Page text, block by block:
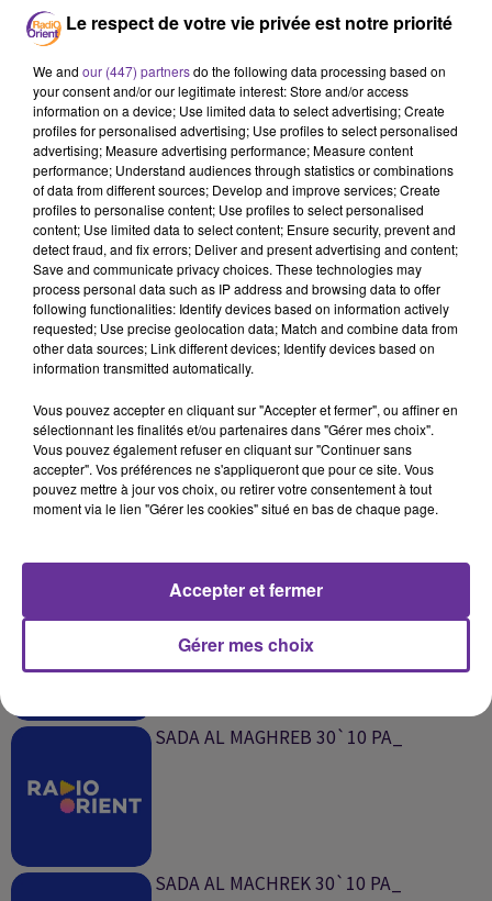
LIKAA ADABI OLFA 17-10 PA_
LIKAA ADABI OLFA 17-10 PA_
0:00
SUR LE MÊME SUJET
SADA AL MAGHREB 31`10 PA_
SADA AL MACHREK 31`10 PA_
SADA AL MAGHREB 30`10 PA_
SADA AL MACHREK 30`10 PA_
Le respect de votre vie privée est notre priorité
We and our (447) partnersdo the following data processing based on
your consent and/or our legitimate interest: Store and/or access
information on a device; Use limited data to select advertising; Create
profiles for personalised advertising; Use profiles to select personalised
advertising; Measure advertising performance; Measure content
performance; Understand audiences through statistics or combinations
of data from different sources; Develop and improve services; Create
profiles to personalise content; Use profiles to select personalised
content; Use limited data to select content; Ensure security, prevent and
detect fraud, and fix errors; Deliver and present advertising and content;
Save and communicate privacy choices. These technologies may
process personal data such as IP address and browsing data to offer
following functionalities: Identify devices based on information actively
requested; Use precise geolocation data; Match and combine data from
other data sources; Link different devices; Identify devices based on
information transmitted automatically.
Vous pouvez accepter en cliquant sur "Accepter et fermer", ou affiner en
sélectionnant les finalités et/ou partenaires dans "Gérer mes choix".
Vous pouvez également refuser en cliquant sur "Continuer sans
accepter". Vos préférences ne s'appliqueront que pour ce site. Vous
pouvez mettre à jour vos choix, ou retirer votre consentement à tout
moment via le lien "Gérer les cookies" situé en bas de chaque page.
Gérer mes choix
Accepter et fermer